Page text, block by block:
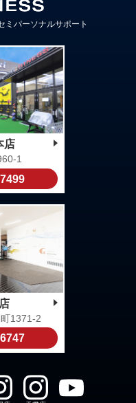
ミパーソナルサポート
店
1
1371-2